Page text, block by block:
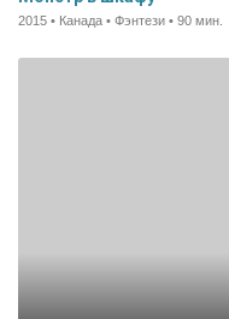
2015 • Канада • Фэнтези • 90 мин.